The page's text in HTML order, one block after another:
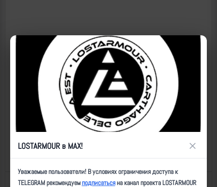
Назад к списку
LOSTARMOUR в MAX! ×
Уважаемые пользователи! В условиях ограничения доступа к
TELEGRAM рекомендуемподписатьсяна канал проекта LOSTARMOUR